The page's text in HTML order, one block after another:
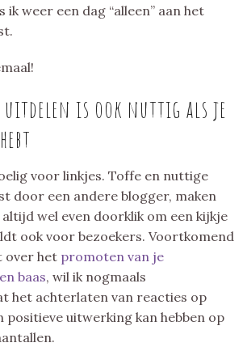
ik weer een dag “alleen” aan het
uitdelen is ook nuttig als je
voor linkjes. Toffe en nuttige
door een andere blogger, maken
wel even doorklik om een kijkje
ook voor bezoekers. Voortkomend
over het promoten van je
baas, wil ik nogmaals
het achterlaten van reacties op
positieve uitwerking kan hebben op